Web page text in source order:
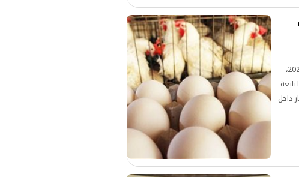
سجلت أسعار الدواجن في الأسواق المصرية، اليوم الأربعاء 5 أغسطس 2026،
داخل